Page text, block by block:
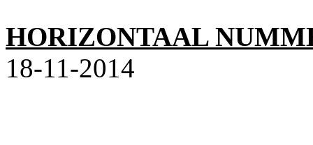
HORIZONTAAL
18-11-2014